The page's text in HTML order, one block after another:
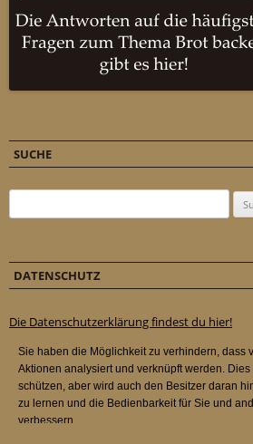
SUCHE
DATENSCHUTZ
Die Datenschutzerklärung findest du hier!